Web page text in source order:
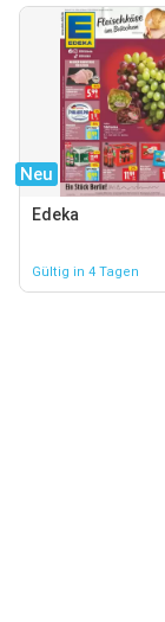
Neu
Edeka
Gültig in 4 Tagen